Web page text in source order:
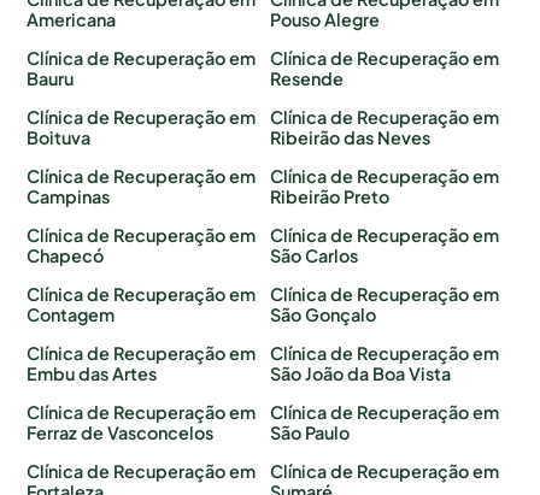
Americana
Clínica de Recuperação em
Bauru
Clínica de Recuperação em
Boituva
Clínica de Recuperação em
Campinas
Clínica de Recuperação em
Chapecó
Clínica de Recuperação em
Contagem
Clínica de Recuperação em
Embu das Artes
Clínica de Recuperação em
Ferraz de Vasconcelos
Clínica de Recuperação em
Pouso Alegre
Clínica de Recuperação em
Resende
Clínica de Recuperação em
Ribeirão das Neves
Clínica de Recuperação em
Ribeirão Preto
Clínica de Recuperação em
São Carlos
Clínica de Recuperação em
São Gonçalo
Clínica de Recuperação em
São João da Boa Vista
Clínica de Recuperação em
São Paulo
Clínica de Recuperação em